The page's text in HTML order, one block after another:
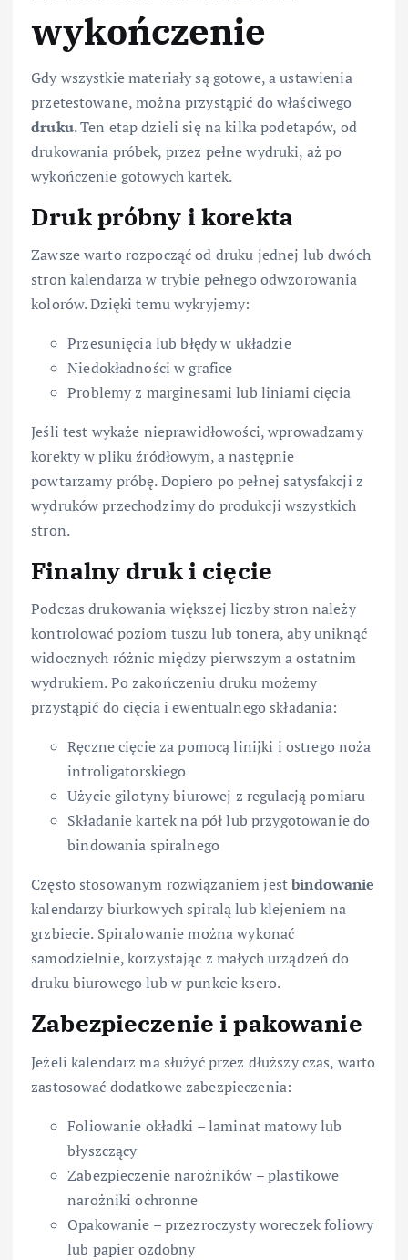
wykończenie
Gdy wszystkie materiały są gotowe, a ustawienia
przetestowane, można przystąpić do właściwego
druku. Ten etap dzieli się na kilka podetapów, od
drukowania próbek, przez pełne wydruki, aż po
wykończenie gotowych kartek.
Druk próbny i korekta
Zawsze warto rozpocząć od druku jednej lub dwóch
stron kalendarza w trybie pełnego odwzorowania
kolorów. Dzięki temu wykryjemy:
Przesunięcia lub błędy w układzie
Niedokładności w grafice
Problemy z marginesami lub liniami cięcia
Jeśli test wykaże nieprawidłowości, wprowadzamy
korekty w pliku źródłowym, a następnie
powtarzamy próbę. Dopiero po pełnej satysfakcji z
wydruków przechodzimy do produkcji wszystkich
stron.
Finalny druk i cięcie
Podczas drukowania większej liczby stron należy
kontrolować poziom tuszu lub tonera, aby uniknąć
widocznych różnic między pierwszym a ostatnim
wydrukiem. Po zakończeniu druku możemy
przystąpić do cięcia i ewentualnego składania:
Ręczne cięcie za pomocą linijki i ostrego noża
introligatorskiego
Użycie gilotyny biurowej z regulacją pomiaru
Składanie kartek na pół lub przygotowanie do
bindowania spiralnego
Często stosowanym rozwiązaniem jestbindowanie
kalendarzy biurkowych spiralą lub klejeniem na
grzbiecie. Spiralowanie można wykonać
samodzielnie, korzystając z małych urządzeń do
druku biurowego lub w punkcie ksero.
Zabezpieczenie i pakowanie
Jeżeli kalendarz ma służyć przez dłuższy czas, warto
zastosować dodatkowe zabezpieczenia:
Foliowanie okładki – laminat matowy lub
błyszczący
Zabezpieczenie narożników – plastikowe
narożniki ochronne
Opakowanie – przezroczysty woreczek foliowy
lub papier ozdobny